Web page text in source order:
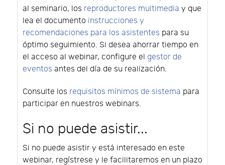
al seminario, los reproductores multimedia y que
lea el documento instrucciones y
recomendaciones para los asistentes para su
óptimo seguimiento. Si desea ahorrar tiempo en
el acceso al webinar, configure el gestor de
eventos antes del día de su realización.
Consulte los requisitos mínimos de sistema para
participar en nuestros webinars.
Si no puede asistir...
Si no puede asistir y está interesado en este
webinar, regístrese y le facilitaremos en un plazo